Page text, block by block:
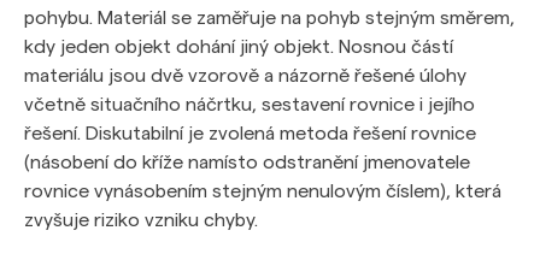
pohybu. Materiál se zaměřuje na pohyb stejným směrem,
kdy jeden objekt dohání jiný objekt. Nosnou částí
materiálu jsou dvě vzorově a názorně řešené úlohy
včetně situačního náčrtku, sestavení rovnice i jejího
řešení. Diskutabilní je zvolená metoda řešení rovnice
(násobení do kříže namísto odstranění jmenovatele
rovnice vynásobením stejným nenulovým číslem), která
zvyšuje riziko vzniku chyby.